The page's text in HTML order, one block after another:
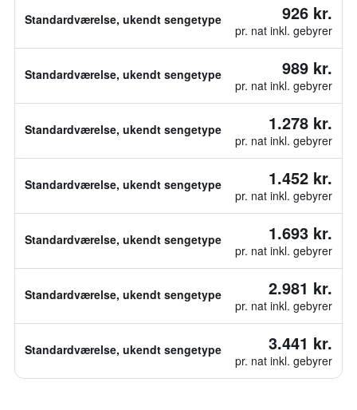
Standardværelse, ukendt sengetype 926 kr.
pr. nat inkl. gebyrer
Standardværelse, ukendt sengetype 989 kr.
pr. nat inkl. gebyrer
Standardværelse, ukendt sengetype 1.278 kr.
pr. nat inkl. gebyrer
Standardværelse, ukendt sengetype 1.452 kr.
pr. nat inkl. gebyrer
Standardværelse, ukendt sengetype 1.693 kr.
pr. nat inkl. gebyrer
Standardværelse, ukendt sengetype 2.981 kr.
pr. nat inkl. gebyrer
Standardværelse, ukendt sengetype 3.441 kr.
pr. nat inkl. gebyrer